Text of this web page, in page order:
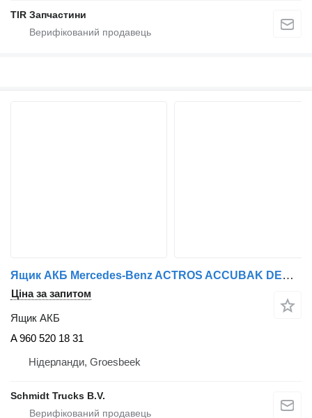
TIR Запчастини
Ящик АКБ Mercedes-Benz ACTROS ACCUBAK DEKSEL EURO 6 A 960 520 18 31 до вантажівки
Ціна за запитом
Ящик АКБ
A 960 520 18 31
Нідерланди, Groesbeek
Schmidt Trucks B.V.